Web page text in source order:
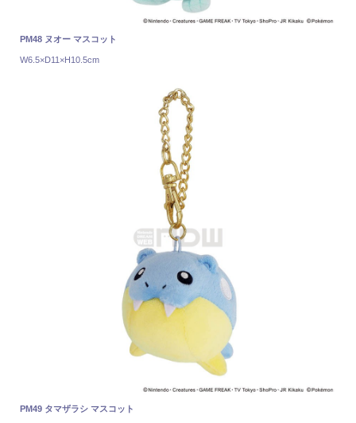
PM48 ヌオー マスコット
W6.5×D11×H10.5cm
PM49 タマザラシ マスコット